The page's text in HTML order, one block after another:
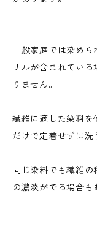
一般家庭では染めら
リルが含まれてい
りません。
繊維に適した染料を
だけで定着せずに洗
同じ染料でも繊維
の濃淡がでる場合も